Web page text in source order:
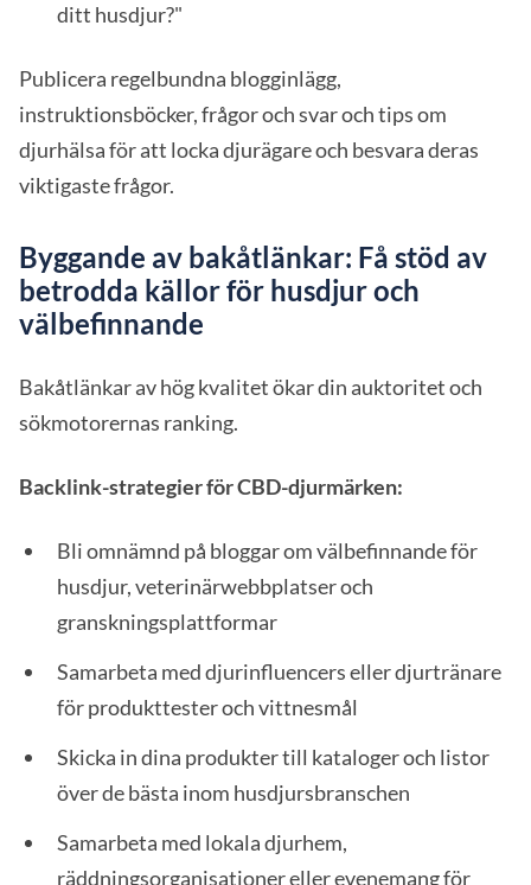
ditt husdjur?"
Publicera regelbundna blogginlägg,
instruktionsböcker, frågor och svar och tips om
djurhälsa för att locka djurägare och besvara deras
viktigaste frågor.
Byggande av bakåtlänkar: Få stöd av
betrodda källor för husdjur och
välbefinnande
Bakåtlänkar av hög kvalitet ökar din auktoritet och
sökmotorernas ranking.
Backlink-strategier för CBD-djurmärken:
Bli omnämnd på bloggar om välbefinnande för
husdjur, veterinärwebbplatser och
granskningsplattformar
Samarbeta med djurinfluencers eller djurtränare
för produkttester och vittnesmål
Skicka in dina produkter till kataloger och listor
över de bästa inom husdjursbranschen
Samarbeta med lokala djurhem,
räddningsorganisationer eller evenemang för